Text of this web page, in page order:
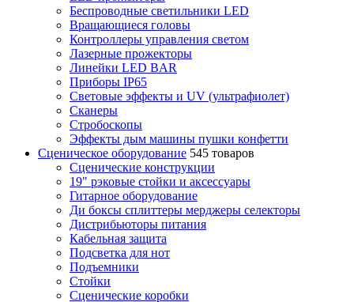
Беспроводные светильники LED
Вращающиеся головы
Контроллеры управления светом
Лазерные прожекторы
Линейки LED BAR
Приборы IP65
Световые эффекты и UV (ультрафиолет)
Сканеры
Стробоскопы
Эффекты дым машины пушки конфетти
Сценическое оборудование 545 товаров
Сценические конструкции
19" рэковые стойки и аксесcуары
Гитарное оборудование
Ди боксы сплиттеры мерджеры селекторы
Дистрибьюторы питания
Кабельная защита
Подсветка для нот
Подъемники
Стойки
Сценические коробки